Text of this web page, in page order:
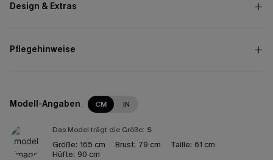
Design & Extras
Pflegehinweise
Modell-Angaben CM IN
Das Model trägt die Größe: S
Größe: 165 cm Brust: 79 cm Taille: 61 cm
Hüfte: 90 cm